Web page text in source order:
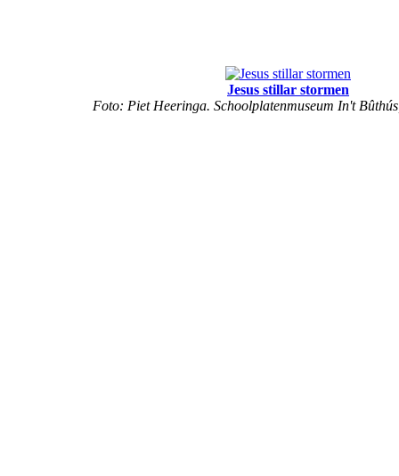
Jesus stillar stormen
Foto: Piet Heeringa. Schoolplatenmuseum In't